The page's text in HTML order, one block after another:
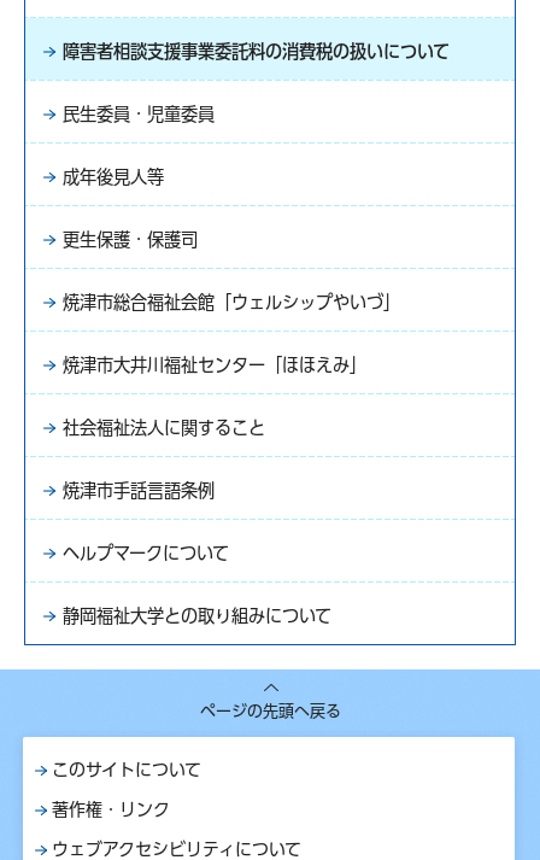
障害者相談支援事業委託料の消費税の扱いについて
民生委員・児童委員
成年後見人等
更生保護・保護司
焼津市総合福祉会館「ウェルシップやいづ」
焼津市大井川福祉センター「ほほえみ」
社会福祉法人に関すること
焼津市手話言語条例
ヘルプマークについて
静岡福祉大学との取り組みについて
ページの先頭へ戻る
このサイトについて
著作権・リンク
ウェブアクセシビリティについて